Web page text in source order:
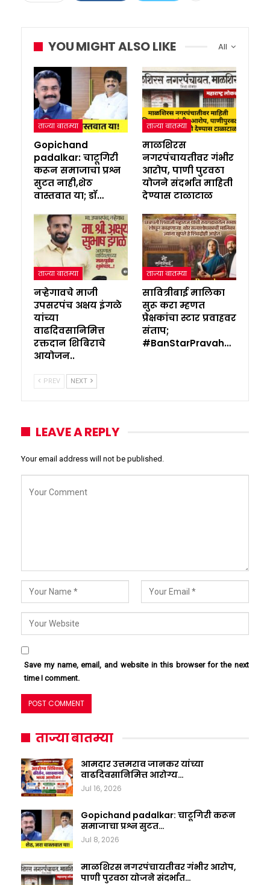
All
YOU MIGHT ALSO LIKE
ताज्या बातम्या
Gopichand
padalkar: चाटूगिरी
करून समाजाचा प्रश्न
सुटत नाही,शेठ
वास्तवात या; डॉ…
ताज्या बातम्या
माळशिरस
नगरपंचायतीवर गंभीर
आरोप, पाणी पुरवठा
योजने संदर्भात माहिती
देण्यास टाळाटाळ
ताज्या बातम्या
नऱ्हेगावचे माजी
उपसरपंच अक्षय इंगळे
यांच्या
वाढदिवसानिमित्त
रक्तदान शिबिराचे
आयोजन..
ताज्या बातम्या
सावित्रीबाई मालिका
सुरू करा म्हणत
प्रेक्षकांचा स्टार प्रवाहवर
संताप;
#BanStarPravah…
PREV NEXT
LEAVE A REPLY
Your email address will not be published.
Save my name, email, and website in this browser for the next
time I comment.
ताज्या बातम्या
आमदार उत्तमराव जानकर यांच्या
वाढदिवसानिमित्त आरोग्य…
Jul 16, 2026
Gopichand padalkar: चाटूगिरी करून
समाजाचा प्रश्न सुटत…
Jul 8, 2026
माळशिरस नगरपंचायतीवर गंभीर आरोप,
पाणी पुरवठा योजने संदर्भात…